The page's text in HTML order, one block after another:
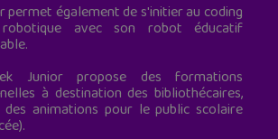
permet également de s'initier au coding
avec son robot éducatif
Junior propose des formations
à destination des bibliothécaires,
des animations pour le public scolaire